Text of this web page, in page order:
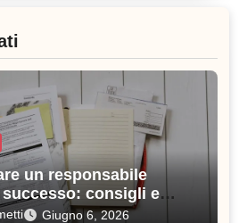
un responsabile
successo: consigli e
Giugno 6, 2026